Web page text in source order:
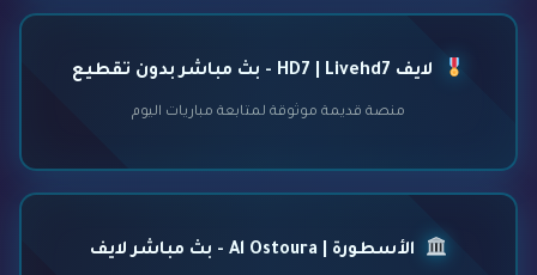
لايف HD7 | Livehd7 - بث مباشر بدون تقطيع
منصة قديمة موثوقة لمتابعة مباريات اليوم
الأسطورة | Al Ostoura - بث مباشر لايف